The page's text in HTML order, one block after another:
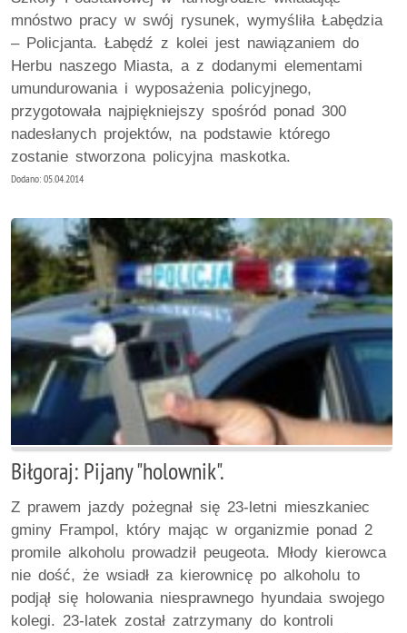
mnóstwo pracy w swój rysunek, wymyśliła Łabędzia
– Policjanta. Łabędź z kolei jest nawiązaniem do
Herbu naszego Miasta, a z dodanymi elementami
umundurowania i wyposażenia policyjnego,
przygotowała najpiękniejszy spośród ponad 300
nadesłanych projektów, na podstawie którego
zostanie stworzona policyjna maskotka.
Dodano: 05.04.2014
Biłgoraj: Pijany "holownik".
Z prawem jazdy pożegnał się 23-letni mieszkaniec
gminy Frampol, który mając w organizmie ponad 2
promile alkoholu prowadził peugeota. Młody kierowca
nie dość, że wsiadł za kierownicę po alkoholu to
podjął się holowania niesprawnego hyundaia swojego
kolegi. 23-latek został zatrzymany do kontroli